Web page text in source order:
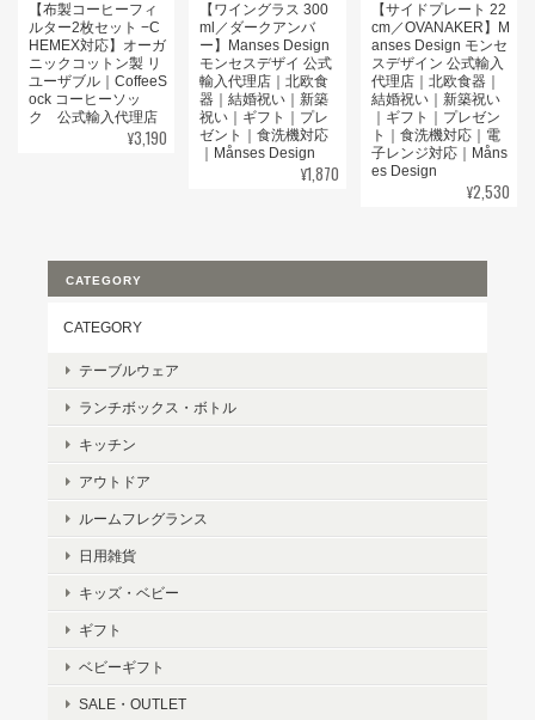
【布製コーヒーフィ
ルター2枚セット −C
HEMEX対応】オーガ
ニックコットン製 リ
ユーザブル｜CoffeeS
ock コーヒーソッ
ク 公式輸入代理店
¥3,190
【ワイングラス 300
ml／ダークアンバ
ー】Manses Design
モンセスデザイ 公式
輸入代理店｜北欧食
器｜結婚祝い｜新築
祝い｜ギフト｜プレ
ゼント｜食洗機対応
｜Månses Design
¥1,870
【サイドプレート 22
cm／OVANAKER】M
anses Design モンセ
スデザイン 公式輸入
代理店｜北欧食器｜
結婚祝い｜新築祝い
｜ギフト｜プレゼン
ト｜食洗機対応｜電
子レンジ対応｜Måns
es Design
¥2,530
CATEGORY
CATEGORY
テーブルウェア
ランチボックス・ボトル
キッチン
アウトドア
ルームフレグランス
日用雑貨
キッズ・ベビー
ギフト
ベビーギフト
SALE・OUTLET